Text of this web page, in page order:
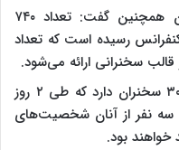
رئیس پنجمین کنفرانس سلامت زنان همچنین گفت: تعداد ۷۴۰
رسیده است که تعداد
لنکرانی یادآور شد: این سمینار علمی، ۳۰ سخنران دارد که طی ۲ روز
که سه نفر از آنان شخصیت‌های
بود.